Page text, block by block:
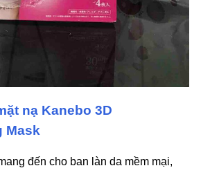
nạ Kanebo 3D
Mask
đến cho ban làn da mềm mại,